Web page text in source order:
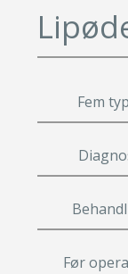
Fem
Før